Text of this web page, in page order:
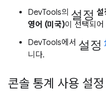
DevTools의 설정 설
영어 (미국)이 선택되
DevTools에서 설정
니다.
콘솔 통계 사용 설정